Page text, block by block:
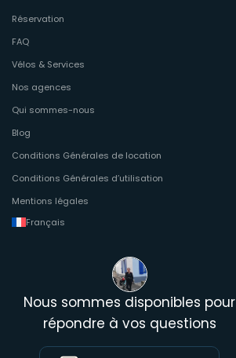
Réservation
FAQ
Vélos & Services
Nos agences
Qui sommes-nous
Blog
Conditions Générales de location
Conditions Générales d’utilisation
Mentions légales
Français
Nous sommes disponibles pour
répondre à vos questions